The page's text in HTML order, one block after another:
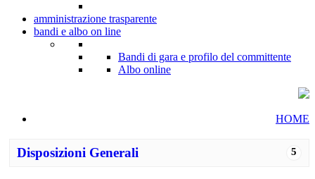
amministrazione trasparente
bandi e albo on line
Bandi di gara e profilo del committente
Albo online
HOME
5
Disposizioni Generali